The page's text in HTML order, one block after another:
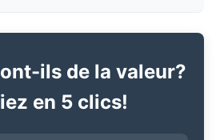
ils de la valeur?
en 5 clics!